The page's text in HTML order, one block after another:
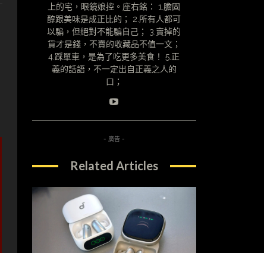
上的宅，眼鏡娘控。座右銘： 1.膽固
醇跟美味是成正比的； 2.所有人都可
以騙，但絕對不能騙自己； 3.賣掉的
貨才是錢，不賣的收藏品不值一文；
4.踩單車，是為了吃更多美食！ 5.正
義的話語，不一定出自正義之人的
口；
- 廣告 -
Related Articles